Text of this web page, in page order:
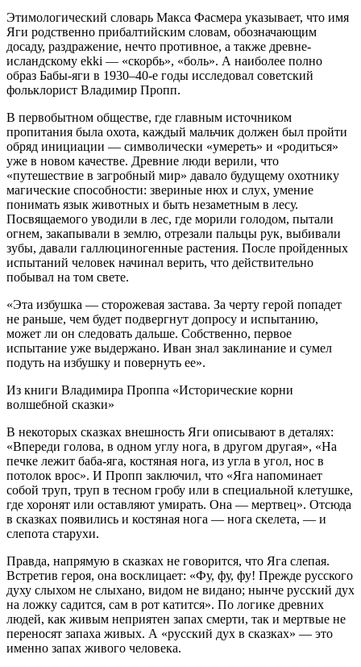
Этимологический словарь Макса Фасмера указывает, что имя
Яги родственно прибалтийским словам, обозначающим
досаду, раздражение, нечто противное, а также древне-
исландскому ekki — «скорбь», «боль». А наиболее полно
образ Бабы-яги в 1930–40-е годы исследовал советский
фольклорист Владимир Пропп.
В первобытном обществе, где главным источником
пропитания была охота, каждый мальчик должен был пройти
обряд инициации — символически «умереть» и «родиться»
уже в новом качестве. Древние люди верили, что
«путешествие в загробный мир» давало будущему охотнику
магические способности: звериные нюх и слух, умение
понимать язык животных и быть незаметным в лесу.
Посвящаемого уводили в лес, где морили голодом, пытали
огнем, закапывали в землю, отрезали пальцы рук, выбивали
зубы, давали галлюциногенные растения. После пройденных
испытаний человек начинал верить, что действительно
побывал на том свете.
«Эта избушка — сторожевая застава. За черту герой попадет
не раньше, чем будет подвергнут допросу и испытанию,
может ли он следовать дальше. Собственно, первое
испытание уже выдержано. Иван знал заклинание и сумел
подуть на избушку и повернуть ее».
Из книги Владимира Проппа «Исторические корни
волшебной сказки»
В некоторых сказках внешность Яги описывают в деталях:
«Впереди голова, в одном углу нога, в другом другая», «На
печке лежит баба-яга, костяная нога, из угла в угол, нос в
потолок врос». И Пропп заключил, что «Яга напоминает
собой труп, труп в тесном гробу или в специальной клетушке,
где хоронят или оставляют умирать. Она — мертвец». Отсюда
в сказках появились и костяная нога — нога скелета, — и
слепота старухи.
Правда, напрямую в сказках не говорится, что Яга слепая.
Встретив героя, она восклицает: «Фу, фу, фу! Прежде русского
духу слыхом не слыхано, видом не видано; нынче русский дух
на ложку садится, сам в рот катится». По логике древних
людей, как живым неприятен запах смерти, так и мертвые не
переносят запаха живых. А «русский дух в сказках» — это
именно запах живого человека.